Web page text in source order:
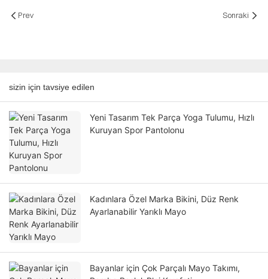
Prev Sonraki
sizin için tavsiye edilen
Yeni Tasarım Tek Parça Yoga Tulumu, Hızlı
Kuruyan Spor Pantolonu
Kadınlara Özel Marka Bikini, Düz Renk
Ayarlanabilir Yarıklı Mayo
Bayanlar için Çok Parçalı Mayo Takımı,